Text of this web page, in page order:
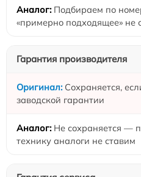
Подбираем по
«примерно подходящее» не
Гарантия производителя
Сохраняется,
заводской гарантии
Не сохраняется —
технику аналоги не ставим